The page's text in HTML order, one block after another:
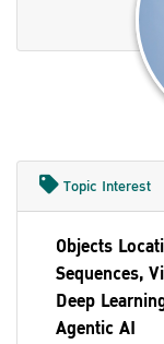
Topic Interest
Objects
Sequences,
Deep
Agentic AI